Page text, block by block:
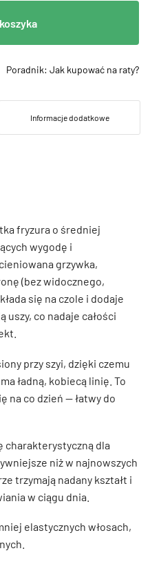
Poradnik: Jak kupować na raty?
Informacje dodatkowe
fryzura o średniej
wygodę i
grzywka,
(bez widocznego,
się na czole i dodaje
uszy, co nadaje całości
przy szyi, dzięki czemu
ładną, kobiecą linię. To
na co dzień — łatwy do
charakterystyczną dla
niż w najnowszych
trzymają nadany kształt i
w ciągu dnia.
elastycznych włosach,